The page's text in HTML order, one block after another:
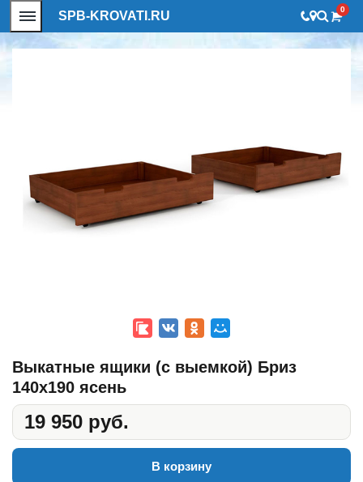
SPB-KROVATI.RU 0
Выкатные ящики (с выемкой) Бриз
140x190 ясень
19 950 руб.
В корзину